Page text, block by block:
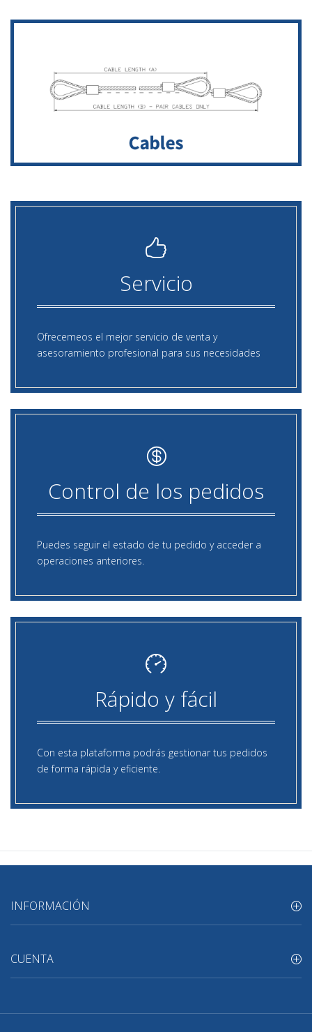
Servicio
Ofrecemeos el mejor servicio de venta y
asesoramiento profesional para sus necesidades
Control de los pedidos
Puedes seguir el estado de tu pedido y acceder a
operaciones anteriores.
Rápido y fácil
Con esta plataforma podrás gestionar tus pedidos
de forma rápida y eficiente.
INFORMACIÓN
CUENTA